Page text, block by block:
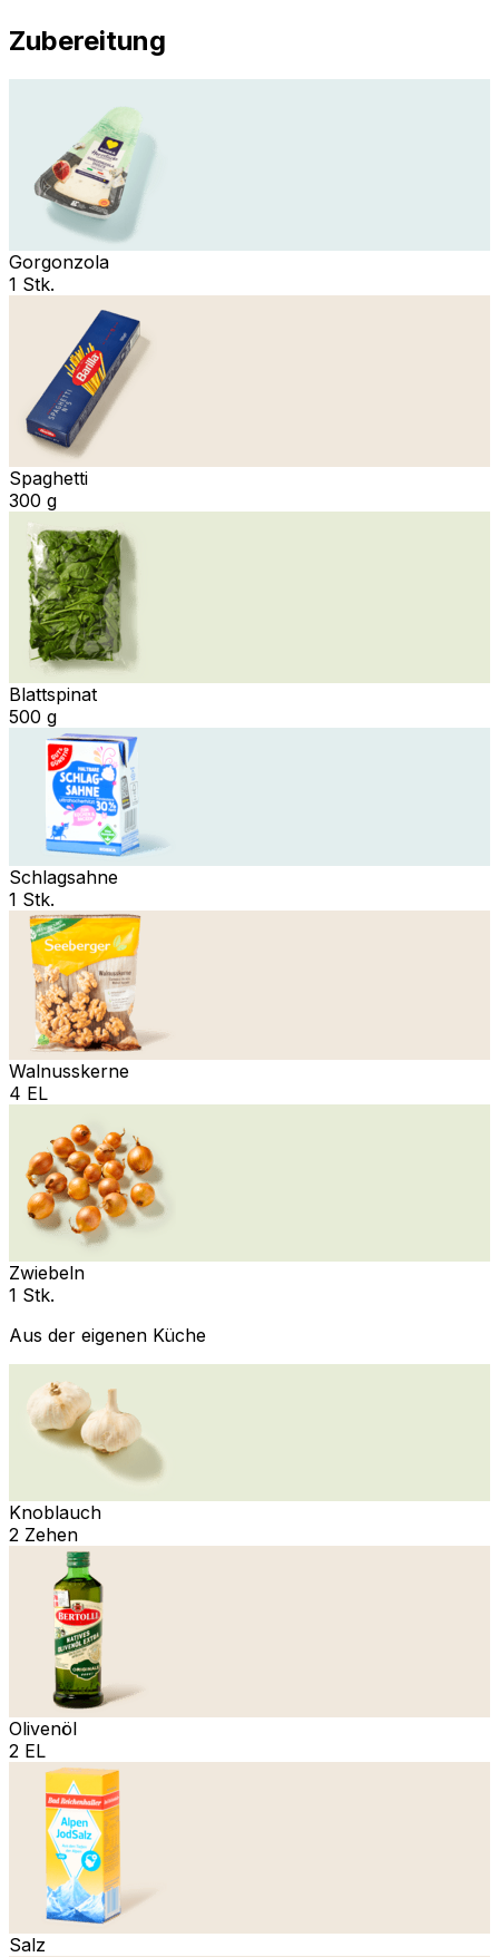
Zubereitung
Gorgonzola
1 Stk.
Spaghetti
300 g
Blattspinat
500 g
Schlagsahne
1 Stk.
Walnusskerne
4 EL
Zwiebeln
1 Stk.
Aus der eigenen Küche
Knoblauch
2 Zehen
Olivenöl
2 EL
Salz